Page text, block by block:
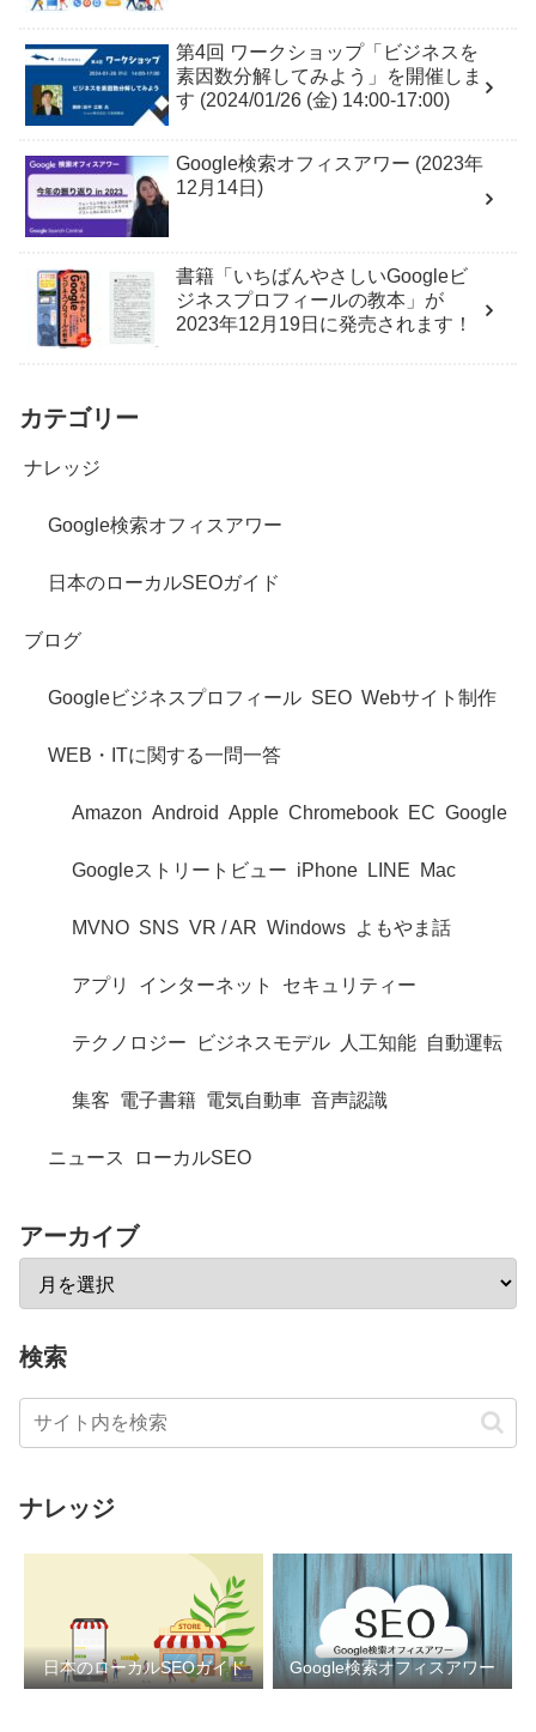
第4回 ワークショップ「ビジネスを
素因数分解してみよう」を開催しま
す (2024/01/26 (金) 14:00-17:00)
Google検索オフィスアワー (2023年
12月14日)
書籍「いちばんやさしいGoogleビ
ジネスプロフィールの教本」が
2023年12月19日に発売されます！
カテゴリー
ナレッジ
Google検索オフィスアワー
日本のローカルSEOガイド
ブログ
Googleビジネスプロフィール SEO Webサイト制作
WEB・ITに関する一問一答
Amazon Android Apple Chromebook EC Google
Googleストリートビュー iPhone LINE Mac
MVNO SNS VR / AR Windows よもやま話
アプリ インターネット セキュリティー
テクノロジー ビジネスモデル 人工知能 自動運転
集客 電子書籍 電気自動車 音声認識
ニュース ローカルSEO
アーカイブ
検索
ナレッジ
日本のローカルSEOガイド Google検索オフィスアワー